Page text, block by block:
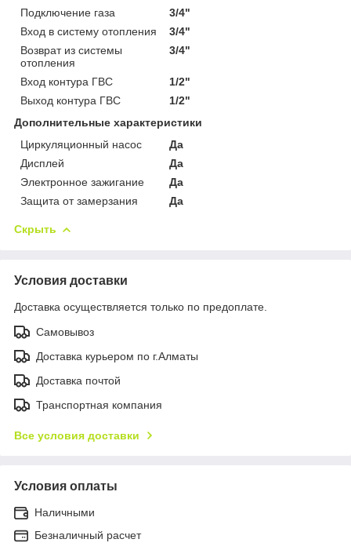
Подключение газа
3/4"
Вход в систему отопления
3/4"
Возврат из системы
отопления
3/4"
Вход контура ГВС
1/2"
Выход контура ГВС
1/2"
Дополнительные характеристики
Циркуляционный насос
Да
Дисплей
Да
Электронное зажигание
Да
Защита от замерзания
Да
Скрыть
Условия доставки
Доставка осуществляется только по предоплате.
Самовывоз
Доставка курьером по г.Алматы
Доставка почтой
Транспортная компания
Все условия доставки
Условия оплаты
Наличными
Безналичный расчет